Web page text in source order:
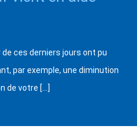
ces derniers jours ont pu
par exemple, une diminution
de votre […]